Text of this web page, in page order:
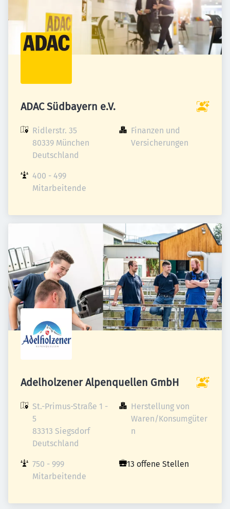
ADAC Südbayern e.V.
Ridlerstr. 35
80339 München
Deutschland
Finanzen und
Versicherungen
400 - 499
Mitarbeitende
Adelholzener Alpenquellen GmbH
St.-Primus-Straße 1 -
5
83313 Siegsdorf
Deutschland
Herstellung von
Waren/Konsumgüter
n
750 - 999
Mitarbeitende
13 offene Stellen